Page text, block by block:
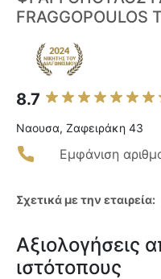
FRAGGOPOULOS
8.7
Ναουσα, Ζαφειράκη 43
Εμφάνιση
Σχετικά με την εταιρεία:
Αξιολογήσεις
ιστότοπους